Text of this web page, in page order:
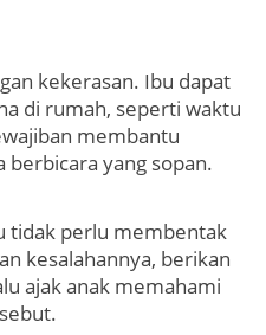
kekerasan. Ibu dapat
di rumah, seperti waktu
membantu
berbicara yang sopan.
tidak perlu membentak
kesalahannya, berikan
ajak anak memahami